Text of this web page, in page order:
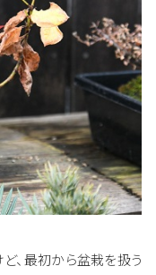
、最初から盆栽を扱う